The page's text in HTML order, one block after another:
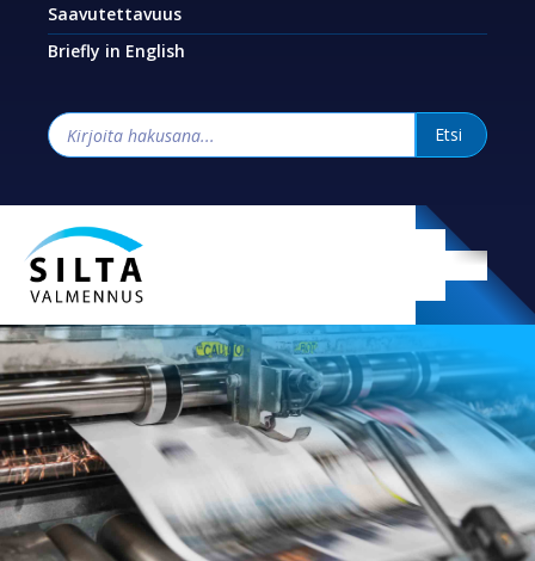
Saavutettavuus
Briefly in English